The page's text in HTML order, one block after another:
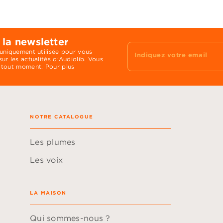
la newsletter
utilisée pour vous
les actualités d'Audiolib. Vous
moment. Pour plus
Indiquez votre email
NOTRE CATALOGUE
Les plumes
Les voix
LA MAISON
Qui sommes-nous ?